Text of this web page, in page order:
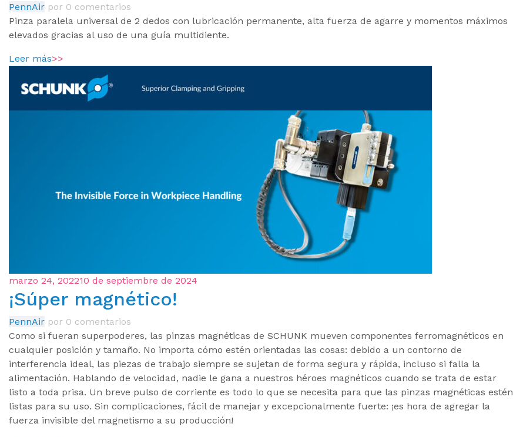
PennAir por 0 comentarios
Pinza paralela universal de 2 dedos con lubricación permanente, alta fuerza de agarre y momentos máximos
elevados gracias al uso de una guía multidiente.
Leer más>>
marzo 24, 202210 de septiembre de 2024
¡Súper magnético!
PennAir por 0 comentarios
Como si fueran superpoderes, las pinzas magnéticas de SCHUNK mueven componentes ferromagnéticos en
cualquier posición y tamaño. No importa cómo estén orientadas las cosas: debido a un contorno de
interferencia ideal, las piezas de trabajo siempre se sujetan de forma segura y rápida, incluso si falla la
alimentación. Hablando de velocidad, nadie le gana a nuestros héroes magnéticos cuando se trata de estar
listo a toda prisa. Un breve pulso de corriente es todo lo que se necesita para que las pinzas magnéticas estén
listas para su uso. Sin complicaciones, fácil de manejar y excepcionalmente fuerte: ¡es hora de agregar la
fuerza invisible del magnetismo a su producción!